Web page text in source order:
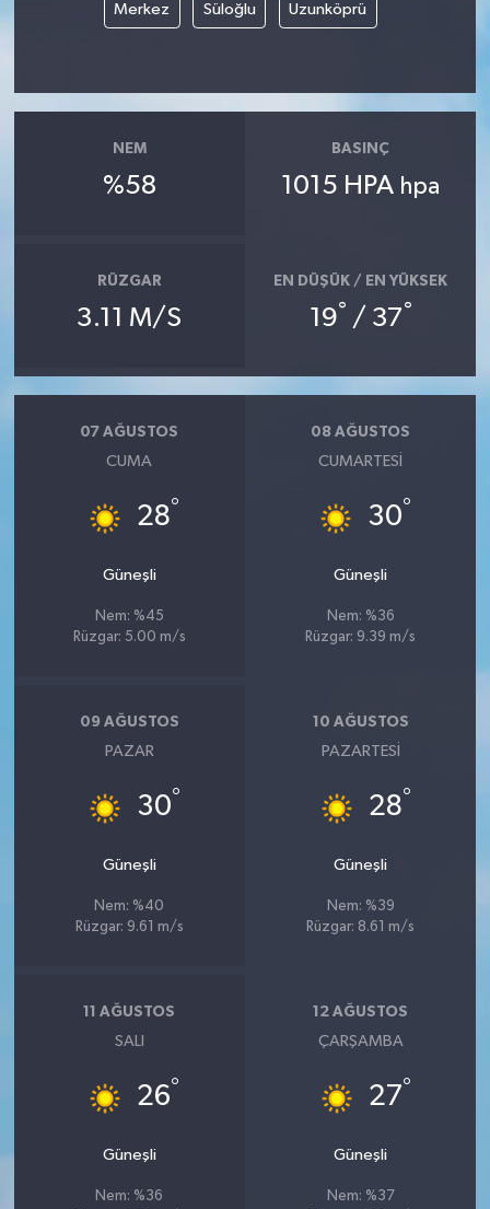
Merkez Süloğlu Uzunköprü
NEM
%58
BASINÇ
1015 HPA hpa
RÜZGAR
3.11 M/S
EN DÜŞÜK / EN YÜKSEK
19° / 37°
07 AĞUSTOS
CUMA
28°
Güneşli
Nem: %45
Rüzgar: 5.00 m/s
08 AĞUSTOS
CUMARTESI
30°
Güneşli
Nem: %36
Rüzgar: 9.39 m/s
09 AĞUSTOS
PAZAR
30°
Güneşli
Nem: %40
Rüzgar: 9.61 m/s
10 AĞUSTOS
PAZARTESI
28°
Güneşli
Nem: %39
Rüzgar: 8.61 m/s
11 AĞUSTOS
SALI
26°
Güneşli
Nem: %36
12 AĞUSTOS
ÇARŞAMBA
27°
Güneşli
Nem: %37